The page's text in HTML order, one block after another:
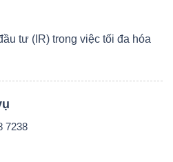
tư (IR) trong việc tối đa hóa
7238